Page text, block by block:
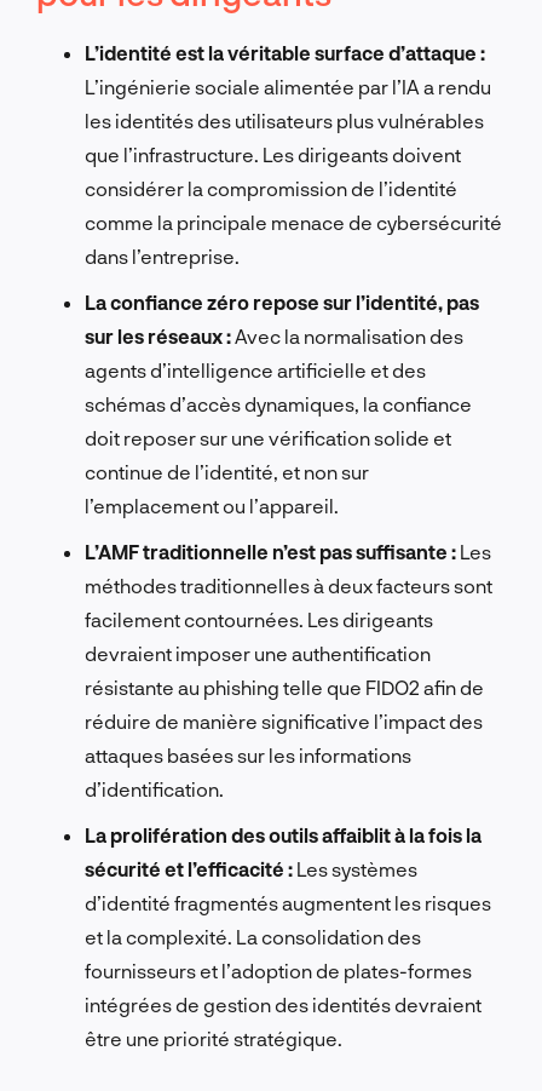
L’identité est la véritable surface d’attaque :
L’ingénierie sociale alimentée par l’IA a rendu
les identités des utilisateurs plus vulnérables
que l’infrastructure. Les dirigeants doivent
considérer la compromission de l’identité
comme la principale menace de cybersécurité
dans l’entreprise.
La confiance zéro repose sur l’identité, pas
sur les réseaux : Avec la normalisation des
agents d’intelligence artificielle et des
schémas d’accès dynamiques, la confiance
doit reposer sur une vérification solide et
continue de l’identité, et non sur
l’emplacement ou l’appareil.
L’AMF traditionnelle n’est pas suffisante : Les
méthodes traditionnelles à deux facteurs sont
facilement contournées. Les dirigeants
devraient imposer une authentification
résistante au phishing telle que FIDO2 afin de
réduire de manière significative l’impact des
attaques basées sur les informations
d’identification.
La prolifération des outils affaiblit à la fois la
sécurité et l’efficacité : Les systèmes
d’identité fragmentés augmentent les risques
et la complexité. La consolidation des
fournisseurs et l’adoption de plates-formes
intégrées de gestion des identités devraient
être une priorité stratégique.